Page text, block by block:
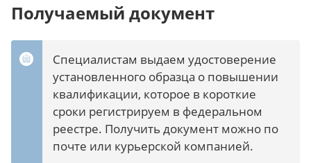
Получаемый документ
Специалистам выдаем удостоверение
установленного образца о повышении
квалификации, которое в короткие
сроки регистрируем в федеральном
реестре. Получить документ можно по
почте или курьерской компанией.